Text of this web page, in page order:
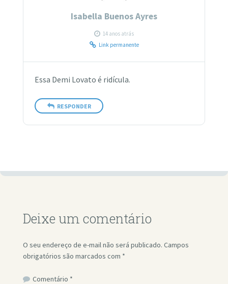
Isabella Buenos Ayres
14 anos atrás
Link permanente
Essa Demi Lovato é ridícula.
RESPONDER
Deixe um comentário
O seu endereço de e-mail não será publicado. Campos
obrigatórios são marcados com *
Comentário *